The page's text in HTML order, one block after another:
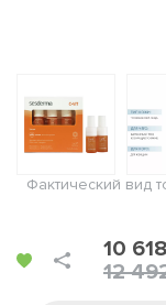
Фактический вид
10
12